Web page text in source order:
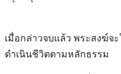
เมื่อกล่าวจบแล้ว พระสงฆ์จ
ดำเนินชีวิตตามหลักธรรม